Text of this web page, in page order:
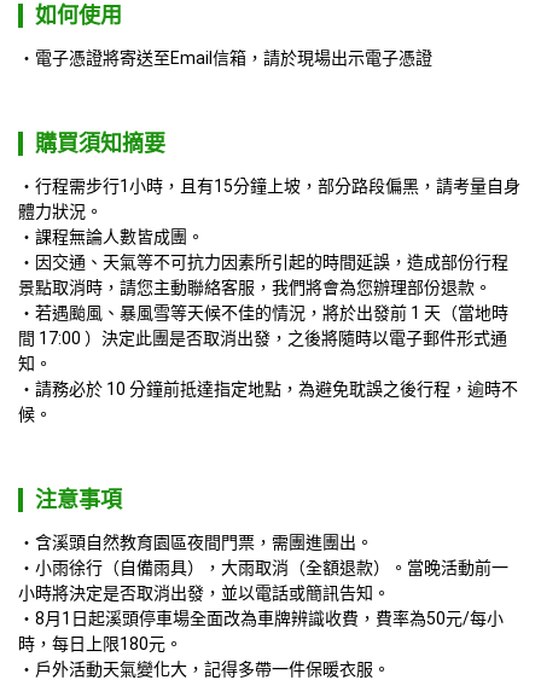
如何使用
電子憑證將寄送至Email信箱，請於現場出示電子憑證
購買須知摘要
行程需步行1小時，且有15分鐘上坡，部分路段偏黑，請考量自身
體力狀況。
課程無論人數皆成團。
因交通、天氣等不可抗力因素所引起的時間延誤，造成部份行程
景點取消時，請您主動聯絡客服，我們將會為您辦理部份退款。
若遇颱風、暴風雪等天候不佳的情況，將於出發前 1 天（當地時
間 17:00 ）決定此團是否取消出發，之後將隨時以電子郵件形式通
知。
請務必於 10 分鐘前抵達指定地點，為避免耽誤之後行程，逾時不
候。
注意事項
含溪頭自然教育園區夜間門票，需團進團出。
小雨徐行（自備雨具），大雨取消（全額退款）。當晚活動前一
小時將決定是否取消出發，並以電話或簡訊告知。
8月1日起溪頭停車場全面改為車牌辨識收費，費率為50元/每小
時，每日上限180元。
戶外活動天氣變化大，記得多帶一件保暖衣服。